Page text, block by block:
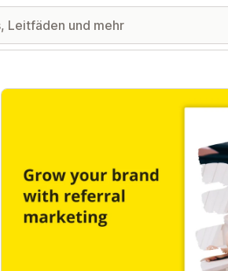
Vorgestellte Bildergalerie